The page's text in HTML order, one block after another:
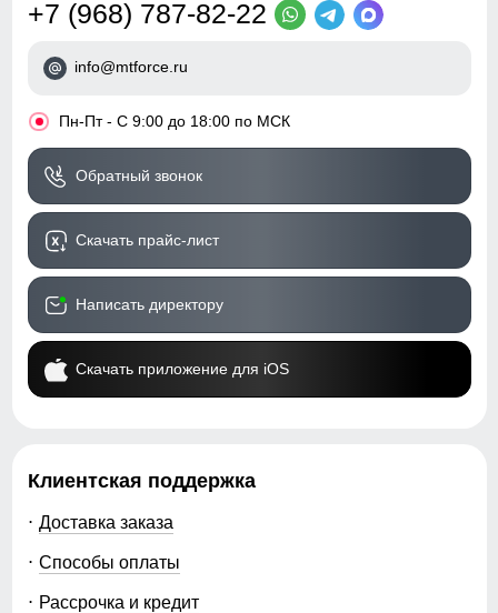
+7 (968) 787-82-22
info@mtforce.ru
• Пн-Пт - С 9:00 до 18:00 по МСК
Обратный звонок
Скачать прайс-лист
Написать директору
Скачать приложение для iOS
Клиентская поддержка
Доставка заказа
Способы оплаты
Рассрочка и кредит